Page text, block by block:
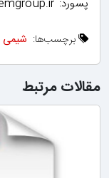
پسورد: www.chemgroup.ir
برچسب‌ها: شیمی
مقالات مرتبط